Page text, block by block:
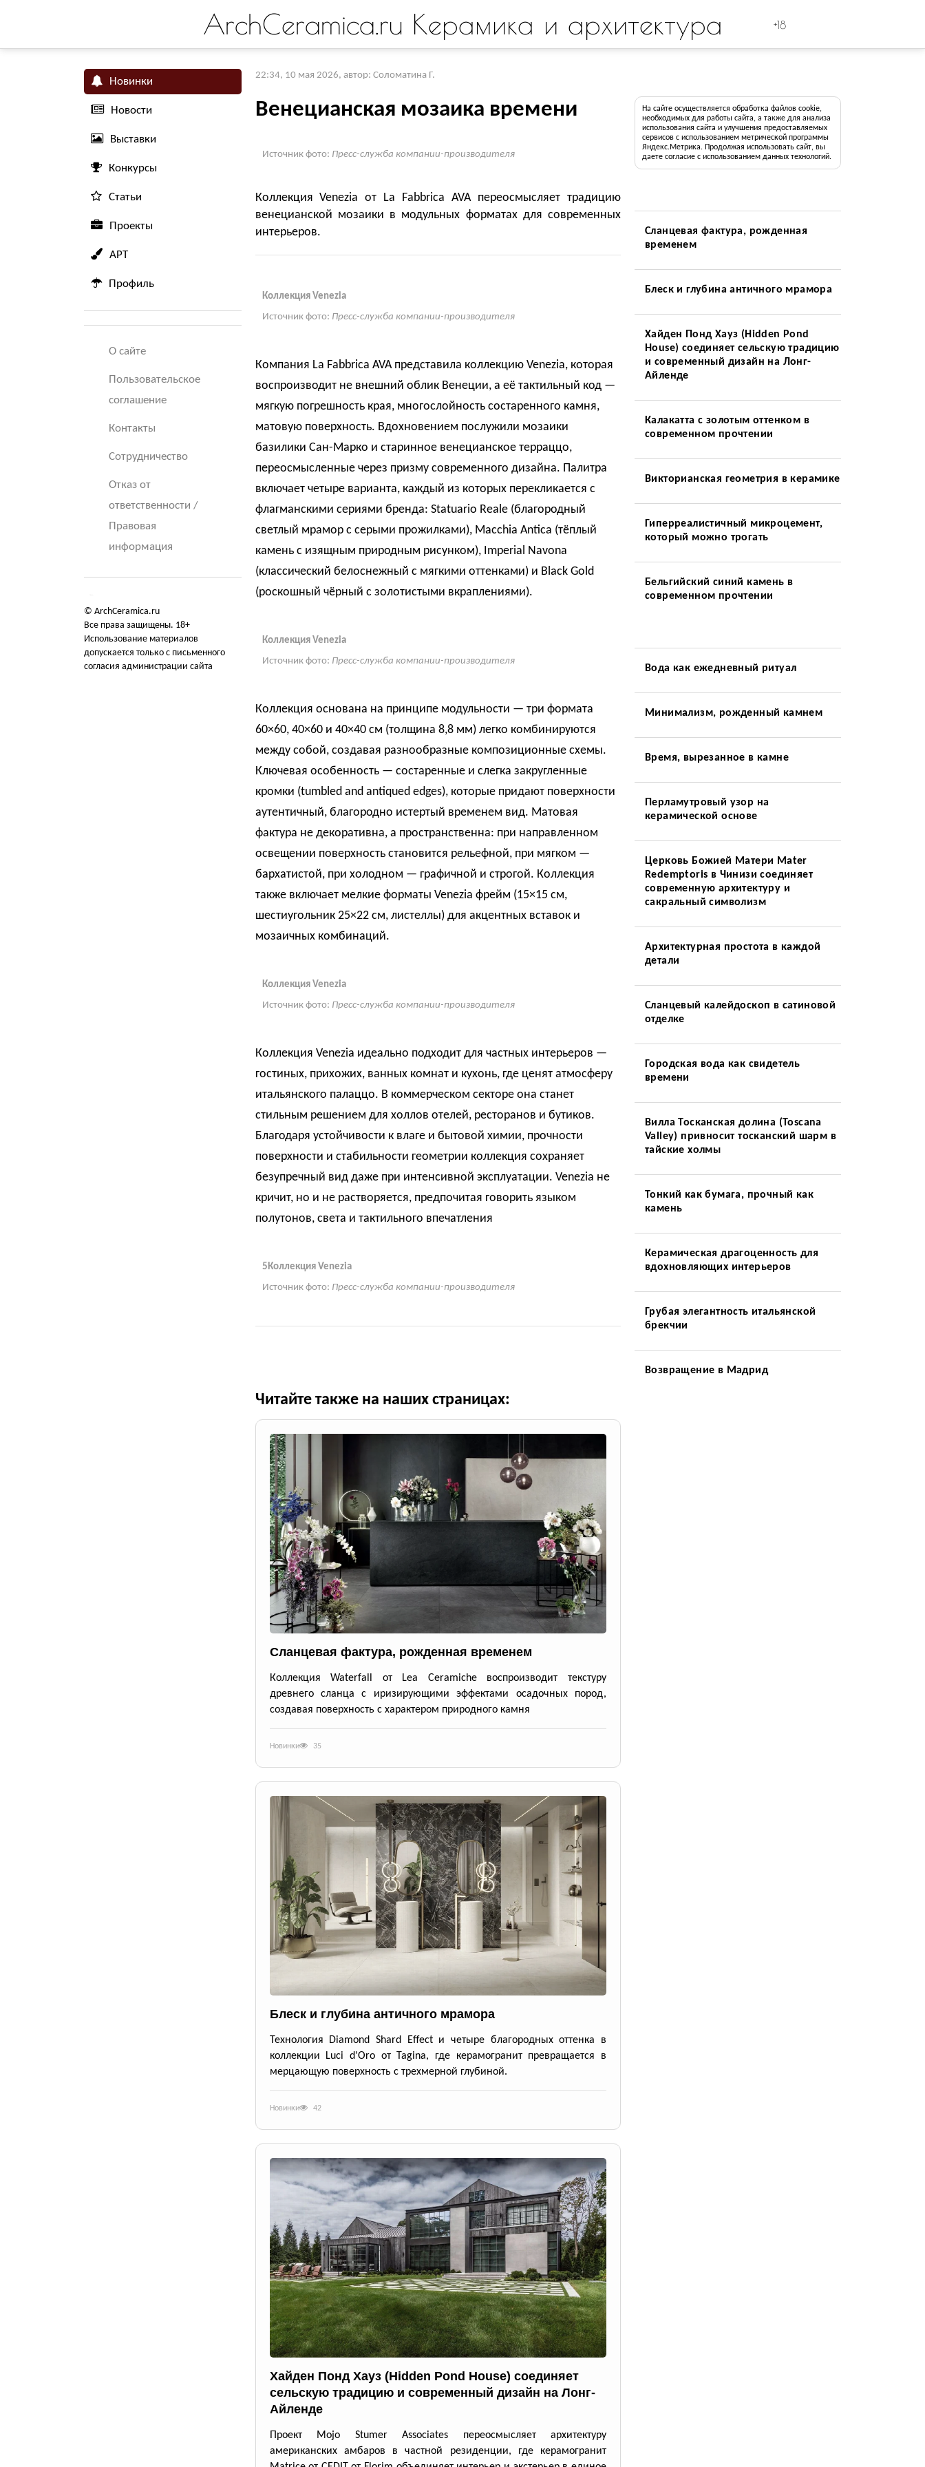
ArchCeramica.ru Керамика и архитектура +18
Новинки
Новости
Выставки
Конкурсы
Статьи
Проекты
АРТ
Профиль
О сайте
Пользовательское
соглашение
Контакты
Сотрудничество
Отказ от
ответственности /
Правовая
информация
© ArchCeramica.ru
Все права защищены. 18+
Использование материалов
допускается только с письменного
согласия администрации сайта
22:34, 10 мая 2026, автор: Соломатина Г.
Венецианская мозаика времени
Источник фото: Пресс-служба компании-производителя
Коллекция Venezia от La Fabbrica AVA переосмысляет традицию
венецианской мозаики в модульных форматах для современных
интерьеров.
Коллекция Venezia
Источник фото: Пресс-служба компании-производителя
Компания La Fabbrica AVA представила коллекцию Venezia, которая
воспроизводит не внешний облик Венеции, а её тактильный код —
мягкую погрешность края, многослойность состаренного камня,
матовую поверхность. Вдохновением послужили мозаики
базилики Сан-Марко и старинное венецианское терраццо,
переосмысленные через призму современного дизайна. Палитра
включает четыре варианта, каждый из которых перекликается с
флагманскими сериями бренда: Statuario Reale (благородный
светлый мрамор с серыми прожилками), Macchia Antica (тёплый
камень с изящным природным рисунком), Imperial Navona
(классический белоснежный с мягкими оттенками) и Black Gold
(роскошный чёрный с золотистыми вкраплениями).
Коллекция Venezia
Источник фото: Пресс-служба компании-производителя
Коллекция основана на принципе модульности — три формата
60×60, 40×60 и 40×40 см (толщина 8,8 мм) легко комбинируются
между собой, создавая разнообразные композиционные схемы.
Ключевая особенность — состаренные и слегка закругленные
кромки (tumbled and antiqued edges), которые придают поверхности
аутентичный, благородно истертый временем вид. Матовая
фактура не декоративна, а пространственна: при направленном
освещении поверхность становится рельефной, при мягком —
бархатистой, при холодном — графичной и строгой. Коллекция
также включает мелкие форматы Venezia фрейм (15×15 см,
шестиугольник 25×22 см, листеллы) для акцентных вставок и
мозаичных комбинаций.
Коллекция Venezia
Источник фото: Пресс-служба компании-производителя
Коллекция Venezia идеально подходит для частных интерьеров —
гостиных, прихожих, ванных комнат и кухонь, где ценят атмосферу
итальянского палаццо. В коммерческом секторе она станет
стильным решением для холлов отелей, ресторанов и бутиков.
Благодаря устойчивости к влаге и бытовой химии, прочности
поверхности и стабильности геометрии коллекция сохраняет
безупречный вид даже при интенсивной эксплуатации. Venezia не
кричит, но и не растворяется, предпочитая говорить языком
полутонов, света и тактильного впечатления
5Коллекция Venezia
Источник фото: Пресс-служба компании-производителя
Читайте также на наших страницах:
Сланцевая фактура, рожденная временем
Коллекция Waterfall от Lea Ceramiche воспроизводит текстуру
древнего сланца с иризирующими эффектами осадочных пород,
создавая поверхность с характером природного камня
Новинки 35
Блеск и глубина античного мрамора
Технология Diamond Shard Effect и четыре благородных оттенка в
коллекции Luci d'Oro от Tagina, где керамогранит превращается в
мерцающую поверхность с трехмерной глубиной.
Новинки 42
Хайден Понд Хауз (Hidden Pond House) соединяет
сельскую традицию и современный дизайн на Лонг-
Айленде
Проект Mojo Stumer Associates переосмысляет архитектуру
американских амбаров в частной резиденции, где керамогранит
На сайте осуществляется обработка файлов cookie,
необходимых для работы сайта, а также для анализа
использования сайта и улучшения предоставляемых
сервисов с использованием метрической программы
Яндекс.Метрика. Продолжая использовать сайт, вы
даете согласие с использованием данных технологий.
Сланцевая фактура, рожденная
временем
Блеск и глубина античного мрамора
Хайден Понд Хауз (Hidden Pond
House) соединяет сельскую традицию
и современный дизайн на Лонг-
Айленде
Калакатта с золотым оттенком в
современном прочтении
Викторианская геометрия в керамике
Гиперреалистичный микроцемент,
который можно трогать
Бельгийский синий камень в
современном прочтении
Вода как ежедневный ритуал
Минимализм, рожденный камнем
Время, вырезанное в камне
Перламутровый узор на
керамической основе
Церковь Божией Матери Mater
Redemptoris в Чинизи соединяет
современную архитектуру и
сакральный символизм
Архитектурная простота в каждой
детали
Сланцевый калейдоскоп в сатиновой
отделке
Городская вода как свидетель
времени
Вилла Тосканская долина (Toscana
Valley) привносит тосканский шарм в
тайские холмы
Тонкий как бумага, прочный как
камень
Керамическая драгоценность для
вдохновляющих интерьеров
Грубая элегантность итальянской
брекчии
Возвращение в Мадрид